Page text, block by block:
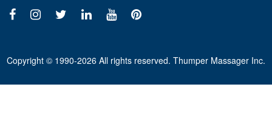
Copyright © 1990-2026 All rights reserved. Thumper Massager Inc.